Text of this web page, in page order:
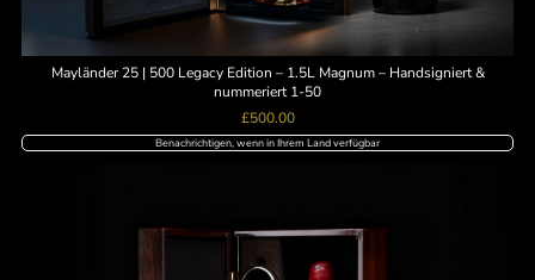
Mayländer 25 | 500 Legacy Edition – 1.5L Magnum – Handsigniert &
nummeriert 1-50
£500.00
Benachrichtigen, wenn in Ihrem Land verfügbar